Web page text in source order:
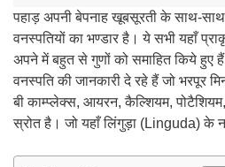
पहाड़ अपनी बेपनाह खूबसूरती के साथ-
वनस्पतियों का भण्डार है। ये सभी यहाँ
अपने में बहुत से गुणों को समाहित किये हुए
वनस्पति की जानकारी दे रहे हैं जो भरपूर
बी काम्प्लेक्स, आयरन, कैल्शियम,
स्रोत है। जो यहाँ लिंगुड़ा (Linguda) के